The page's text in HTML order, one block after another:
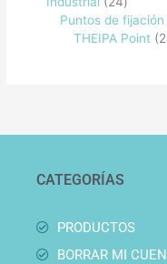
Puntos de fijación
THEIPA Point
CATEGORÍAS
PRODUCTOS
BORRAR MI